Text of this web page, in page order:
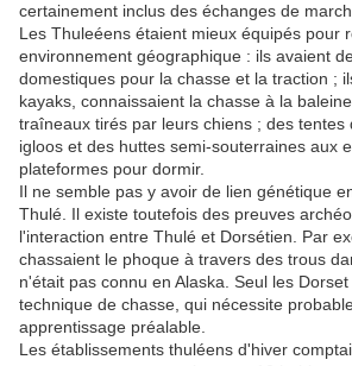
certainement inclus des échanges de
Les Thuleéens étaient mieux équipés pour
environnement géographique : ils avaient
domestiques pour la chasse et la traction ;
kayaks, connaissaient la chasse à la
traîneaux tirés par leurs chiens ; des tentes
igloos et des huttes semi-souterraines aux
plateformes pour dormir.
Il ne semble pas y avoir de lien génétique
Thulé. Il existe toutefois des preuves
l'interaction entre Thulé et Dorsétien. Par
chassaient le phoque à travers des trous
n'était pas connu en Alaska. Seul les
technique de chasse, qui nécessite
apprentissage préalable.
Les établissements thuléens d'hiver